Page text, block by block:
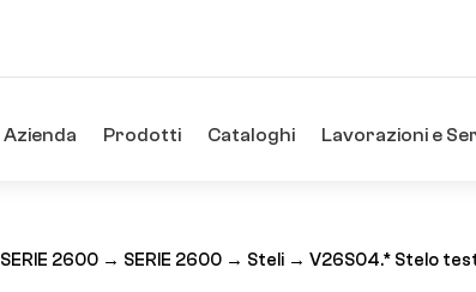
Azienda Prodotti Cataloghi Lavorazioni e
SERIE 2600→ SERIE 2600→ Steli→ V26S04.* Stelo